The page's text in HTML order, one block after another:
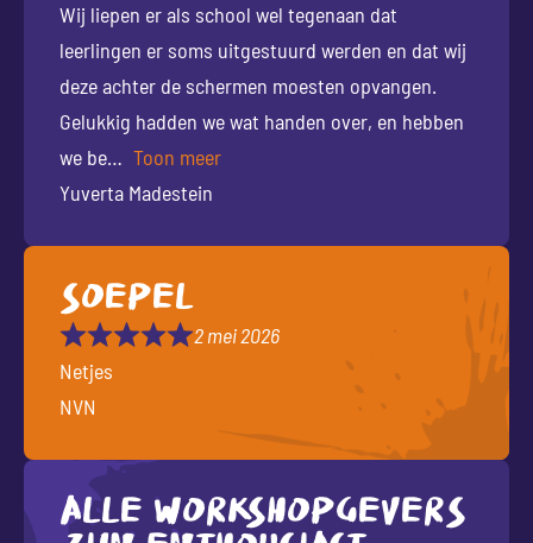
Wij liepen er als school wel tegenaan dat
leerlingen er soms uitgestuurd werden en dat wij
deze achter de schermen moesten opvangen.
Gelukkig hadden we wat handen over, en hebben
we be
Toon meer
Yuverta Madestein
Soepel
2 mei 2026
Netjes
NVN
Alle workshopgevers